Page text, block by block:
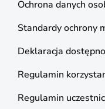
Ochrona danych
Standardy ochrony
Deklaracja
Regulamin
Regulamin